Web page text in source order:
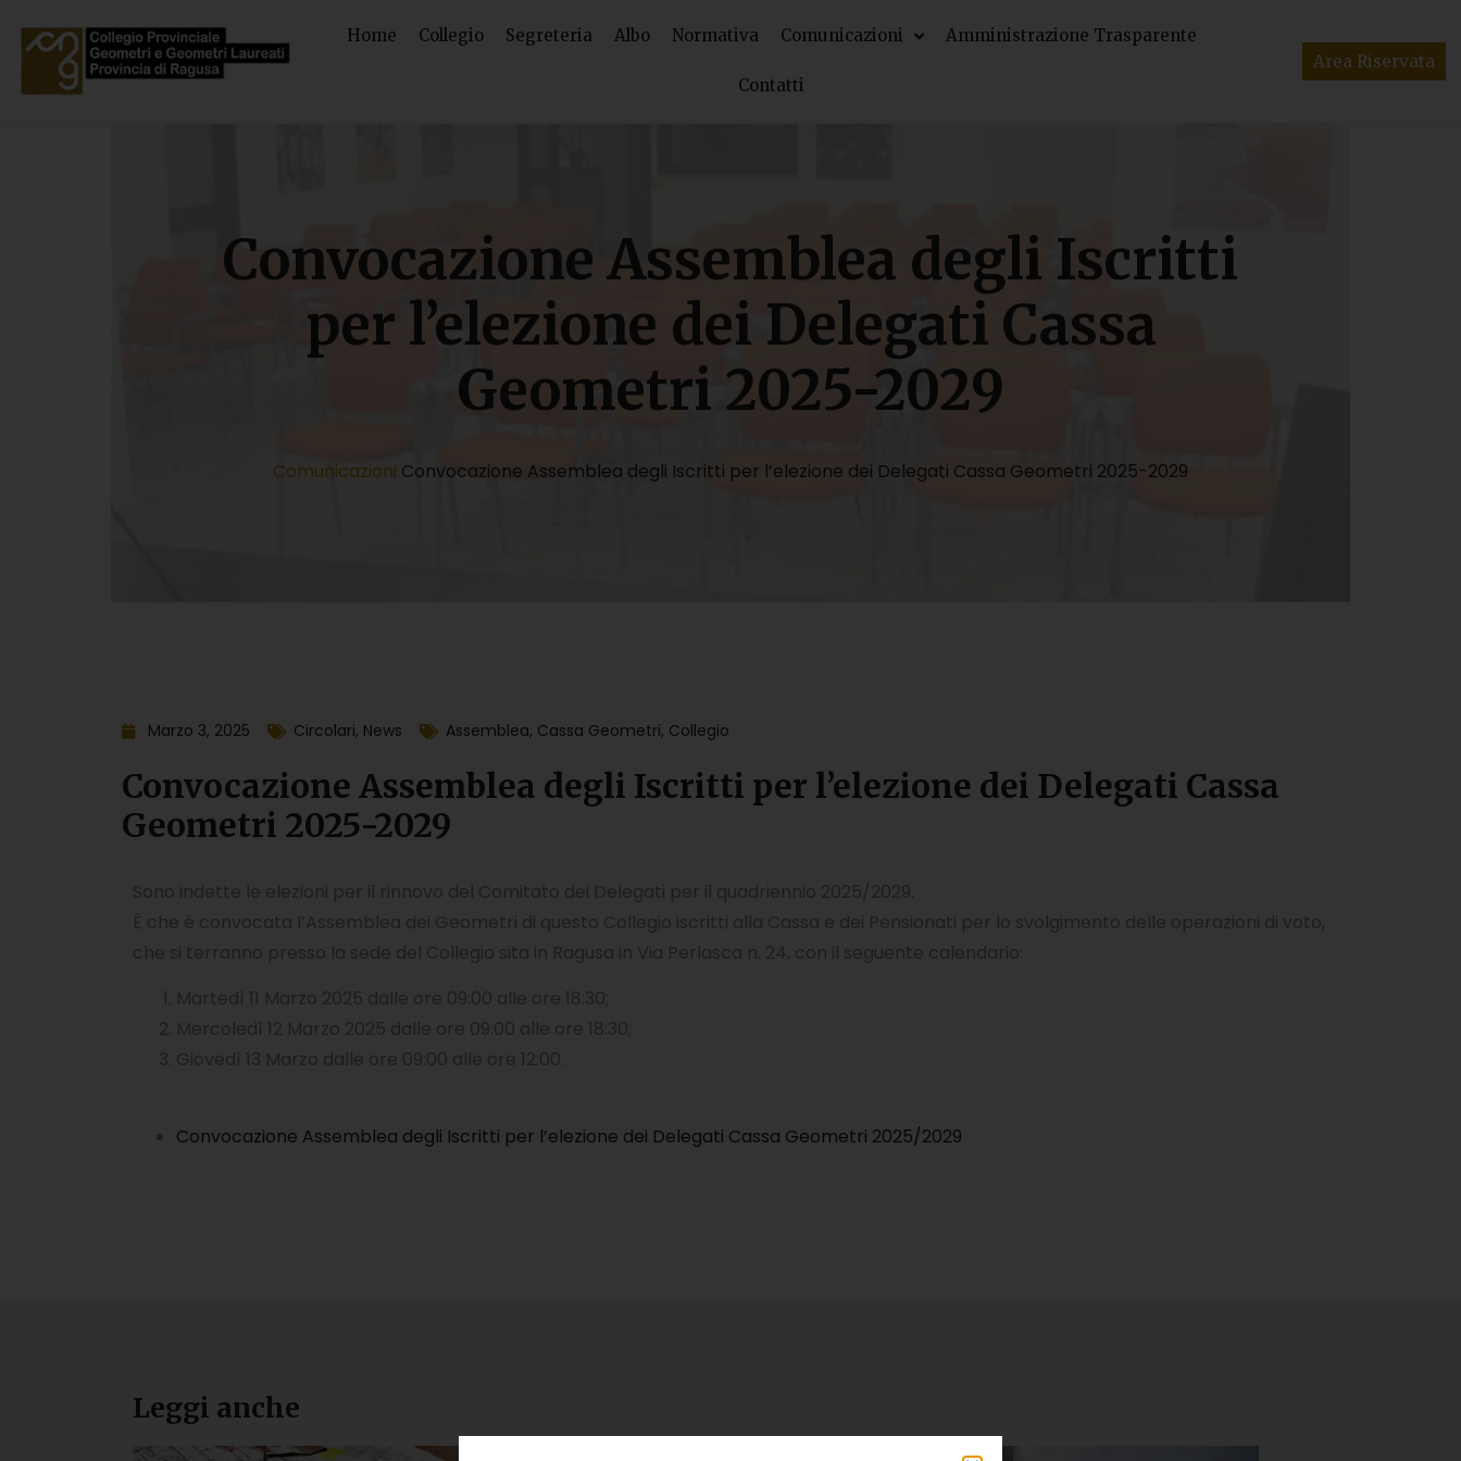
Home Collegio Segreteria Albo Normativa Comunicazioni Amministrazione Trasparente
Contatti
Area Riservata
Convocazione Assemblea degli Iscritti
per l’elezione dei Delegati Cassa
Geometri 2025-2029
Comunicazioni Convocazione Assemblea degli Iscritti per l’elezione dei Delegati Cassa Geometri 2025-2029
Marzo 3, 2025 Circolari, News Assemblea, Cassa Geometri, Collegio
Convocazione Assemblea degli Iscritti per l’elezione dei Delegati Cassa
Geometri 2025-2029
Convocazione Assemblea degli Iscritti per l’elezione dei Delegati Cassa Geometri 2025/2029
Leggi anche